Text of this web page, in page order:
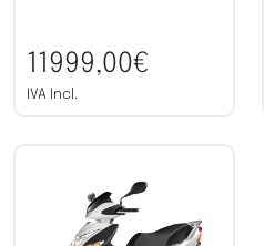
11999,00€
IVA Incl.